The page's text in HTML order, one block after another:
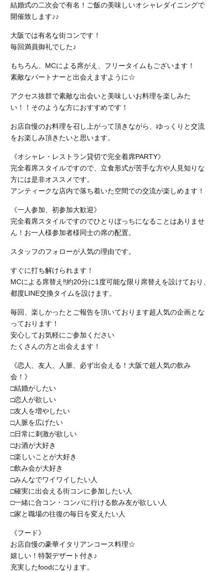
結婚式の二次会で有名！ご飯の美味しいオシャレダイニングで
開催致します♪♪
大阪では有名な街コンです！
毎回満員御礼でした♪
もちろん、MCによる席がえ、フリータイムもございます！
素敵なパートナーと出会えますように☆
アクセス抜群で素敵な出会いと美味しいお料理を楽しみた
い！！そのような方におすすめです！
お店自慢のお料理を召し上がって頂きながら、ゆっくりと交流
をお楽しみ頂きたいと思います。
《オシャレ・レストラン貸切で完全着席PARTY》
完全着席スタイルですので、立食形式が苦手な方や人見知りな
方には是非オススメです。
アンティークな店内で落ち着いた空間での交流が楽しめます！
《一人参加、初参加大歓迎》
完全着席スタイルですのでひとりぼっちになることはありませ
ん！お一人様参加者様同士の席の配置。
スタッフのフォローが人気の理由です。
すぐに打ち解けられます！
MCによる席替え‼︎約20分に1度可能な限り席替えを設けており、
都度LINE交換タイムを設けます。
毎回、楽しかったとご報告を頂いております超人気の企画とな
っております！
安心してお気軽にご参加ください
たくさんの方と出会えます！
《恋人、友人、人脈、必ず出会える！大阪で超人気の飲み
会！》
□結婚がしたい
□恋人が欲しい
□友人を増やしたい
□人脈を広げたい
□日常に刺激が欲しい
□お酒が大好き
□楽しいことが大好き
□飲み会が大好き
□みんなでワイワイしたい人
□確実に出会える街コンに参加したい人
□一緒に合コン・コンパに行ける飲み友が欲しい人
□家と職場の往復の毎日を変えたい人
《フード》
お店自慢の豪華イタリアンコース料理☆
嬉しい！特製デザート付き♪
充実したfoodになります。